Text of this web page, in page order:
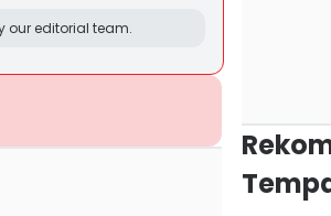
our editorial team.